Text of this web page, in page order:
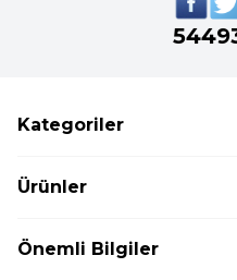
Kategoriler
Ürünler
Önemli Bilgiler